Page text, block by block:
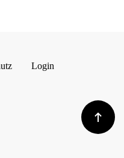
Login